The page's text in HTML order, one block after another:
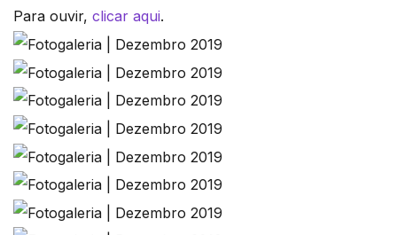
Para ouvir, clicar aqui.